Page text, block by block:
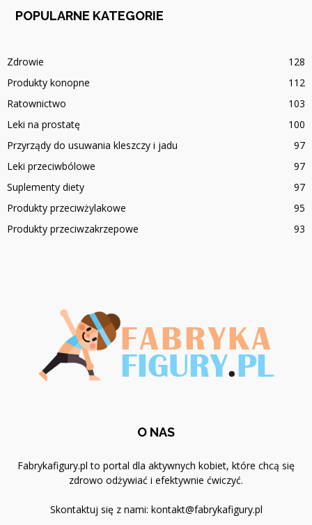
POPULARNE KATEGORIE
Zdrowie
128
Produkty konopne
112
Ratownictwo
103
Leki na prostatę
100
Przyrządy do usuwania kleszczy i jadu
97
Leki przeciwbólowe
97
Suplementy diety
97
Produkty przeciwżylakowe
95
Produkty przeciwzakrzepowe
93
O NAS
Fabrykafigury.pl to portal dla aktywnych kobiet, które chcą się
zdrowo odżywiać i efektywnie ćwiczyć.
Skontaktuj się z nami: kontakt@fabrykafigury.pl